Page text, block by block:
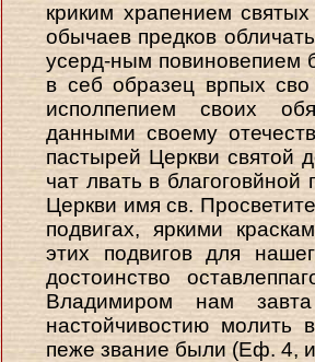
криким храпением
обычаев предков
усерд-ным повиновепием
в себ образец врпых
исполпепием своих
данными своему
пастырей Церкви святой
чат лвать в
Церкви имя св.
подвигах, яркими
этих подвигов для
достоинство
Владимиром нам
настойчивостию молить
пеже звание были (Еф. 4,